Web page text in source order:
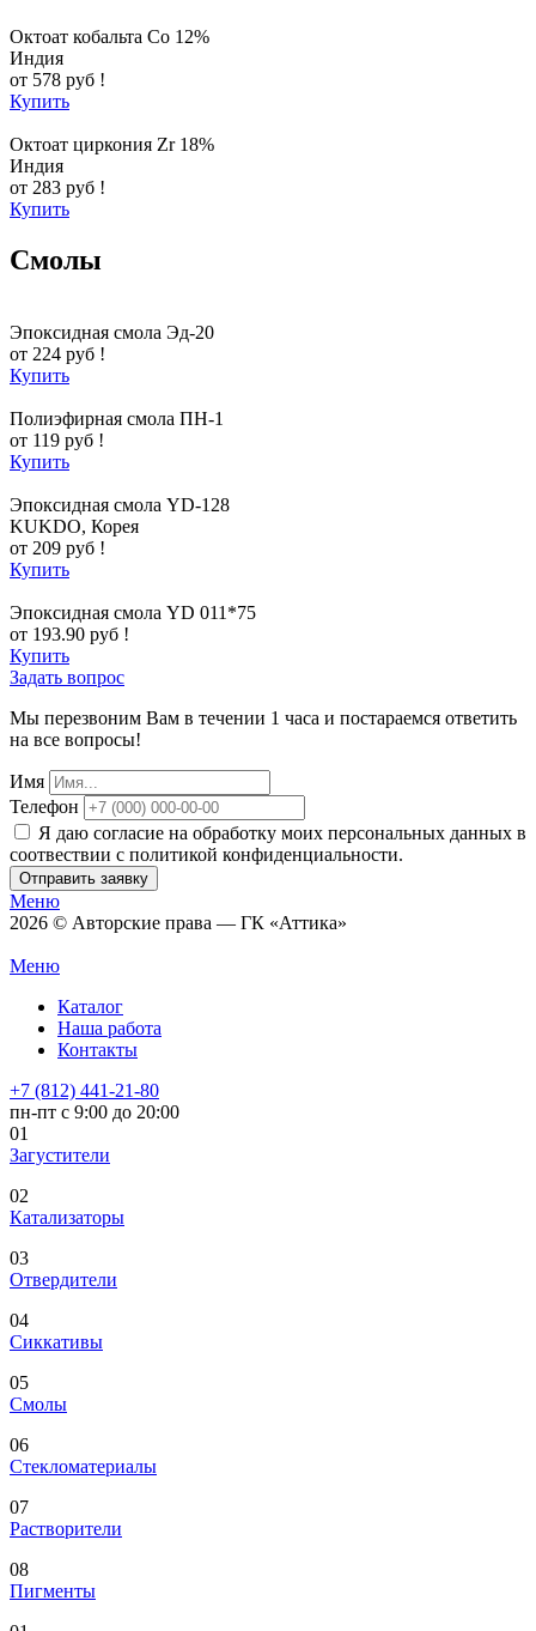
Октоат кобальта Co 12%
Индия
от 578 руб !
Купить
Октоат циркония Zr 18%
Индия
от 283 руб !
Купить
Смолы
Эпоксидная смола Эд-20
от 224 руб !
Купить
Полиэфирная смола ПН-1
от 119 руб !
Купить
Эпоксидная смола YD-128
KUKDO, Корея
от 209 руб !
Купить
Эпоксидная смола YD 011*75
от 193.90 руб !
Купить
Задать вопрос
Мы перезвоним Вам в течении 1 часа и постараемся ответить
на все вопросы!
Имя
Телефон
Я даю согласие на обработку моих персональных данных в
соотвествии с политикой конфиденциальности.
Отправить заявку
Меню
2026 © Авторские права — ГК «Аттика»
Меню
Каталог
Наша работа
Контакты
+7 (812) 441-21-80
пн-пт с 9:00 до 20:00
01
Загустители
02
Катализаторы
03
Отвердители
04
Сиккативы
05
Смолы
06
Стекломатериалы
07
Растворители
08
Пигменты